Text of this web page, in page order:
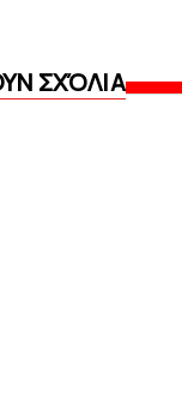
ΣΧΌΛΙΑ